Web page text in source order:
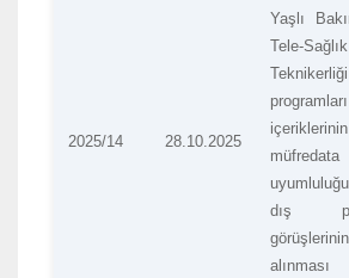
2025/14 28.10.2025
Yaşlı
Tele-Sağlık
Teknikerliği
içeriklerinin
müfredata
dış
görüşlerinin
alınması